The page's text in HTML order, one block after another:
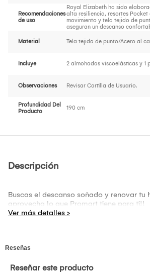
Recomendaciones
de uso
Royal Elizabeth ha sido
alta resiliencia, resortes
movimiento y tela tejido de
aseguran un descanso
Material Tela tejida de punto/Acero al
Incluye 2 almohadas viscoelásticas y 1
Observaciones Revisar Cartilla de Usuario.
Profundidad Del
Producto
190 cm
Descripción
Buscas el descanso soñado y renovar tu
aprovecha lo que Promart tiene para ti!!